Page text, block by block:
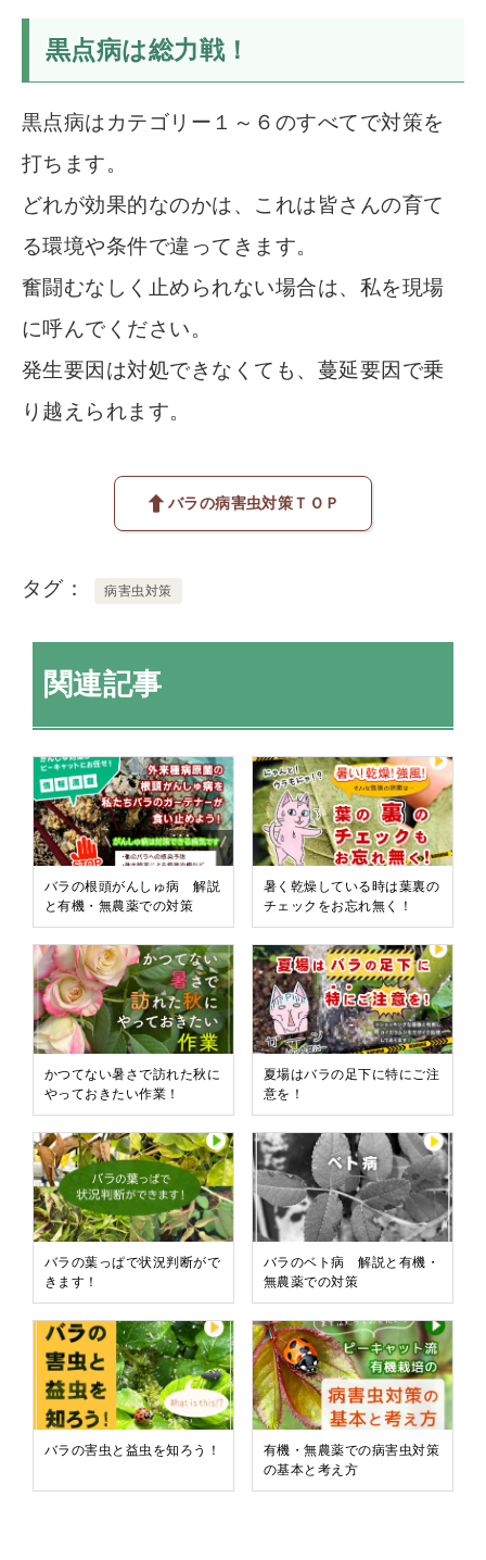
黒点病は総力戦！
黒点病はカテゴリー１～６のすべてで対策を
打ちます。
どれが効果的なのかは、これは皆さんの育て
る環境や条件で違ってきます。
奮闘むなしく止められない場合は、私を現場
に呼んでください。
発生要因は対処できなくても、蔓延要因で乗
り越えられます。
バラの病害虫対策ＴＯＰ
タグ 病害虫対策
関連記事
バラの根頭がんしゅ病 解説
と有機・無農薬での対策
暑く乾燥している時は葉裏の
チェックをお忘れ無く！
かつてない暑さで訪れた秋に
やっておきたい作業！
夏場はバラの足下に特にご注
意を！
バラの葉っぱで状況判断がで
きます！
バラのベト病 解説と有機・
無農薬での対策
バラの害虫と益虫を知ろう！
有機・無農薬での病害虫対策
の基本と考え方